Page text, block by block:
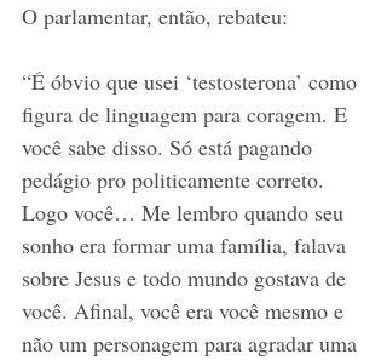
O parlamentar, então, rebateu:
“É óbvio que usei ‘testosterona’ como
figura de linguagem para coragem. E
você sabe disso. Só está pagando
pedágio pro politicamente correto.
Logo você… Me lembro quando seu
sonho era formar uma família, falava
sobre Jesus e todo mundo gostava de
você. Afinal, você era você mesmo e
não um personagem para agradar uma